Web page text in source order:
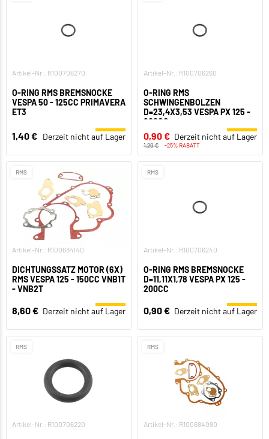
Artikel-Nr.: R100706270
O-RING RMS BREMSNOCKE
VESPA 50 - 125CC PRIMAVERA
ET3
1,40 € Derzeit nicht auf Lager
Artikel-Nr.: R100706260
O-RING RMS
SCHWINGENBOLZEN
D=23,4X3,53 VESPA PX 125 -
200CC
0,90 € Derzeit nicht auf Lager
1,20 € -25% RABATT
RMS
Artikel-Nr.: R100684140
DICHTUNGSSATZ MOTOR (6X)
RMS VESPA 125 - 150CC VNB1T
- VNB2T
8,60 € Derzeit nicht auf Lager
RMS
Artikel-Nr.: R100706240
O-RING RMS BREMSNOCKE
D=11,11X1,78 VESPA PX 125 -
200CC
0,90 € Derzeit nicht auf Lager
RMS
Artikel-Nr.: R100706220
RMS
Artikel-Nr.: R100684080